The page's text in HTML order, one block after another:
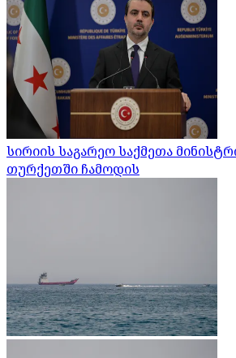
სირიის საგარეო საქმეთა
თურქეთში ჩამოდის